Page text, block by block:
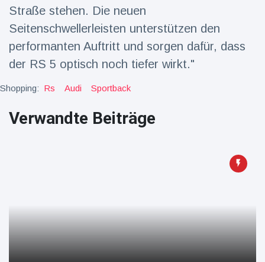
Straße stehen. Die neuen
Seitenschwellerleisten unterstützen den
performanten Auftritt und sorgen dafür, dass
der RS 5 optisch noch tiefer wirkt."
Shopping: Rs Audi Sportback
Verwandte Beiträge